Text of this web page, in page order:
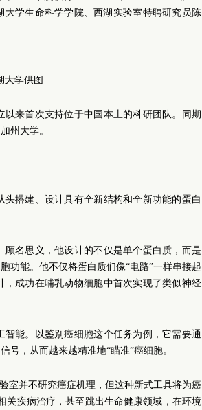
大学生命科学学院、西湖实验室特聘研究员陈
大学供图
来首次支持位于中国本土的科研团队。同期
州大学。
搭建、设计具有全新结构和全新功能的蛋白
名思义，他设计的不仅是单个蛋白质，而是
功能。他不仅将蛋白质们像“电路”一样串接起
成功在哺乳动物细胞中首次实现了类似神经
能。以鉴别癌细胞这个任务为例，它需要通
号，从而越来越精准地“瞄准”癌细胞。
室并不研究癌症机理，但这种新式工具将为癌
关疾病治疗，甚至跳出生命健康领域，在环境